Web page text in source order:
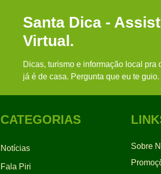
Santa Dica -
Virtual.
Dicas, turismo e informação local pra
já é de casa. Pergunta que eu te guio.
CATEGORIAS
Notícias
Fala Piri
Sobre